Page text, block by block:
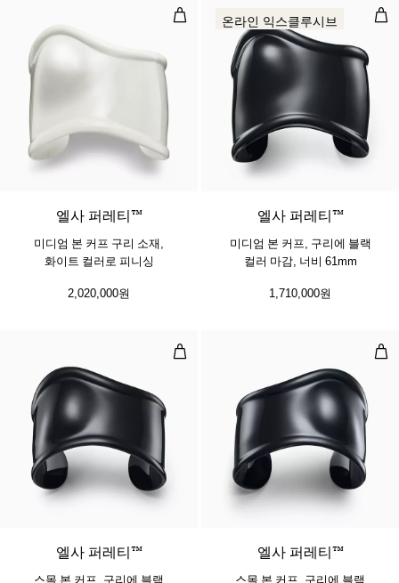
미디엄 본 커프 구리 소재, 화이트
엘사 퍼레티™
미디엄 본 커프 구리 소재,
화이트 컬러로 피니싱
2,020,000원
미
온라인 익스클루시브
엘사 퍼레티™
미디엄 본 커프, 구리에 블랙
컬러 마감, 너비 61mm
1,710,000원
스몰 본 커프, 구리에 블랙 컬러 마
엘사 퍼레티™
스몰 본 커프, 구리에 블랙
스
엘사 퍼레티™
스몰 본 커프, 구리에 블랙